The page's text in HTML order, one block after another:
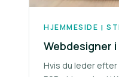
HJEMMESIDE |
Webdesigner
Hvis du leder